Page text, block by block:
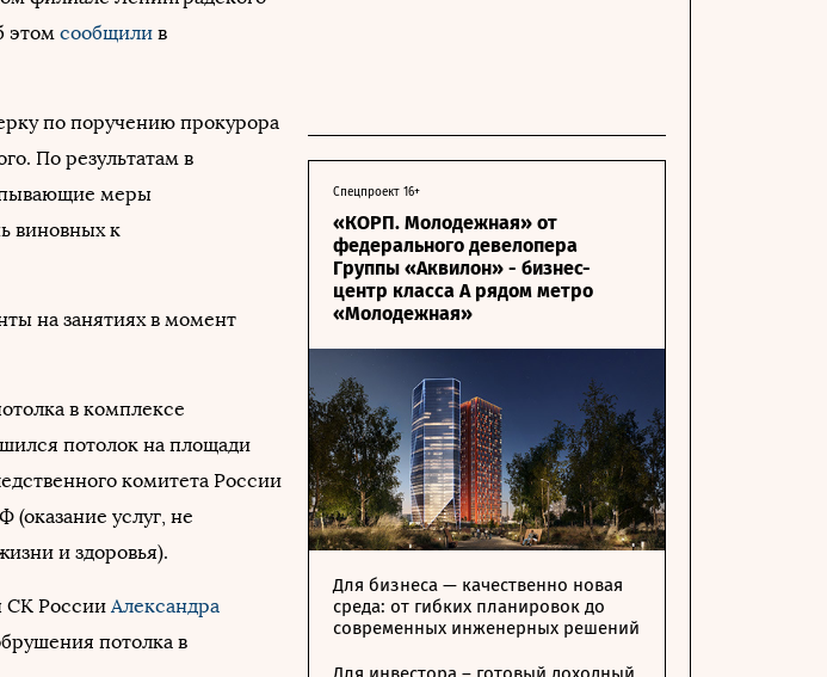
этом сообщили в
по поручению прокурора
По результатам в
меры
виновных к
на занятиях в момент
в комплексе
потолок на площади
комитета России
(оказание услуг, не
и здоровья).
СК России Александра
потолка в
Спецпроект 16+
«КОРП. Молодежная» от
федерального девелопера
Группы «Аквилон» - бизнес-
центр класса А рядом метро
«Молодежная»
Для бизнеса — качественно новая
среда: от гибких планировок до
современных инженерных решений